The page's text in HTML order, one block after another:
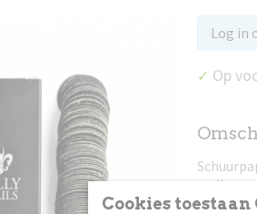
Log in
✓ Op
scherpe
Cookies toestaan